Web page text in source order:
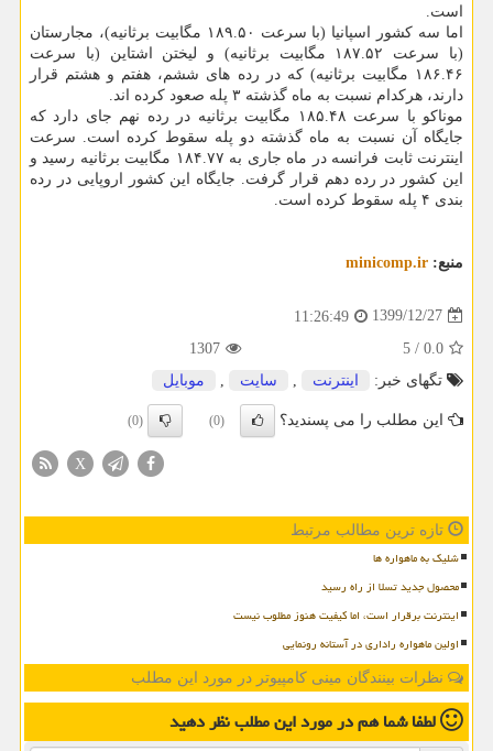
است.
اما سه کشور اسپانیا (با سرعت ۱۸۹.۵۰ مگابیت برثانیه)، مجارستان
(با سرعت ۱۸۷.۵۲ مگابیت برثانیه) و لیختن اشتاین (با سرعت
۱۸۶.۴۶ مگابیت برثانیه) که در رده های ششم، هفتم و هشتم قرار
دارند، هرکدام نسبت به ماه گذشته ۳ پله صعود کرده اند.
موناکو با سرعت ۱۸۵.۴۸ مگابیت برثانیه در رده نهم جای دارد که
جایگاه آن نسبت به ماه گذشته دو پله سقوط کرده است. سرعت
اینترنت ثابت فرانسه در ماه جاری به ۱۸۴.۷۷ مگابیت برثانیه رسید و
این کشور در رده دهم قرار گرفت. جایگاه این کشور اروپایی در رده
بندی ۴ پله سقوط کرده است.
منبع: minicomp.ir
1399/12/27
11:26:49
0.0
/
5
1307
تگهای خبر:
اینترنت سایت موبایل
این مطلب را می پسندید؟ (0)
(0)
X
تازه ترین مطالب مرتبط
شلیک به ماهواره ها
محصول جدید تسلا از راه رسید
اینترنت برقرار است، اما کیفیت هنوز مطلوب نیست
اولین ماهواره راداری در آستانه رونمایی
نظرات بینندگان مینی کامپیوتر در مورد این مطلب
لطفا شما همدر مورد این مطلبنظر دهید